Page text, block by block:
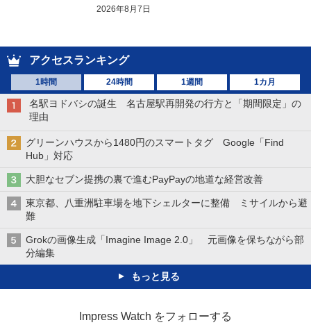
2026年8月7日
アクセスランキング
1時間 24時間 1週間 1カ月
名駅ヨドバシの誕生 名古屋駅再開発の行方と「期間限定」の
理由
グリーンハウスから1480円のスマートタグ Google「Find
Hub」対応
大胆なセブン提携の裏で進むPayPayの地道な経営改善
東京都、八重洲駐車場を地下シェルターに整備 ミサイルから避
難
Grokの画像生成「Imagine Image 2.0」 元画像を保ちながら部
分編集
もっと見る
Impress Watch をフォローする